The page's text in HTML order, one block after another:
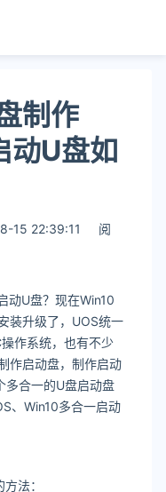
制作
动U盘如
15 22:39:11
阅
动U盘？现在Win10
装升级了，UOS统一
作系统，也有不少
作启动盘，制作启动
多合一的U盘启动盘
、Win10多合一启动
法：